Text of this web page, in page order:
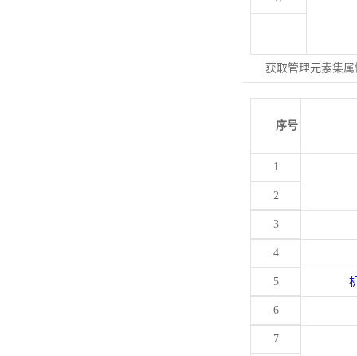
获取管理元素集
序号
1
2
3
4
5
6
7